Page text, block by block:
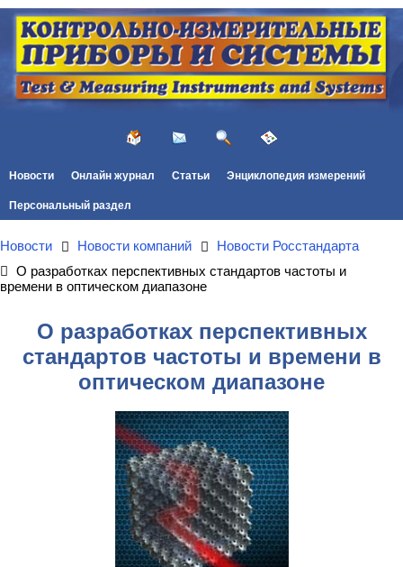
Новости Онлайн журнал Статьи Энциклопедия измерений
Персональный раздел
Новости Новости компаний
Новости Росстандарта
О разработках перспективных стандартов частоты и
времени в оптическом диапазоне
О разработках перспективных
стандартов частоты и времени в
оптическом диапазоне